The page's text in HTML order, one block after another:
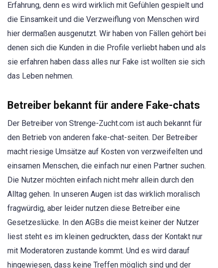
Erfahrung, denn es wird wirklich mit Gefühlen gespielt und
die Einsamkeit und die Verzweiflung von Menschen wird
hier dermaßen ausgenutzt. Wir haben von Fällen gehört bei
denen sich die Kunden in die Profile verliebt haben und als
sie erfahren haben dass alles nur Fake ist wollten sie sich
das Leben nehmen.
Betreiber bekannt für andere Fake-chats
Der Betreiber von Strenge-Zucht.com ist auch bekannt für
den Betrieb von anderen fake-chat-seiten. Der Betreiber
macht riesige Umsätze auf Kosten von verzweifelten und
einsamen Menschen, die einfach nur einen Partner suchen.
Die Nutzer möchten einfach nicht mehr allein durch den
Alltag gehen. In unseren Augen ist das wirklich moralisch
fragwürdig, aber leider nutzen diese Betreiber eine
Gesetzeslücke. In den AGBs die meist keiner der Nutzer
liest steht es im kleinen gedruckten, dass der Kontakt nur
mit Moderatoren zustande kommt. Und es wird darauf
hingewiesen, dass keine Treffen möglich sind und der